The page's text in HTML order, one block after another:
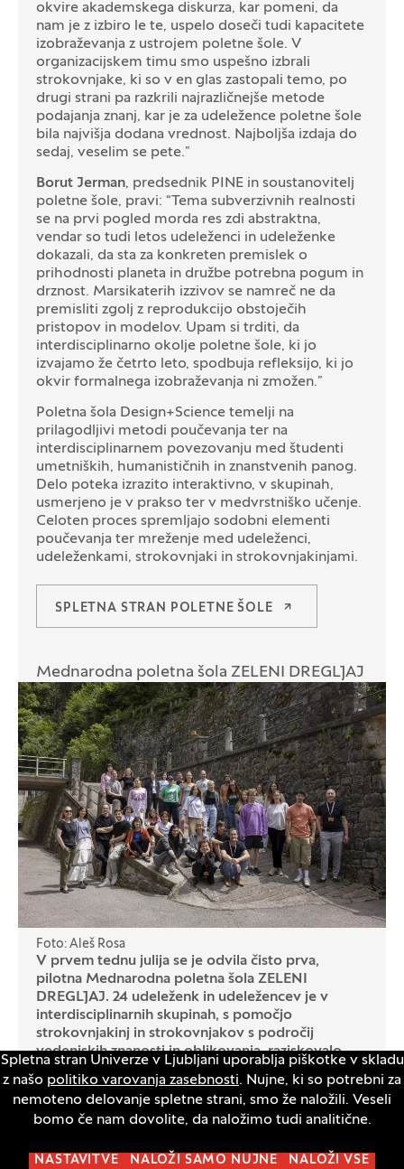
Spletna stran Univerze v Ljubljani uporablja piškotke v skladu
z našo politiko varovanja zasebnosti. Nujne, ki so potrebni za
nemoteno delovanje spletne strani, smo že naložili. Veseli
bomo če nam dovolite, da naložimo tudi analitične.
NASTAVITVE NALOŽI SAMO NUJNE NALOŽI VSE
okvire akademskega diskurza, kar pomeni, da
nam je z izbiro le te, uspelo doseči tudi kapacitete
izobraževanja z ustrojem poletne šole. V
organizacijskem timu smo uspešno izbrali
strokovnjake, ki so v en glas zastopali temo, po
drugi strani pa razkrili najrazličnejše metode
podajanja znanj, kar je za udeležence poletne šole
bila najvišja dodana vrednost. Najboljša izdaja do
sedaj, veselim se pete.”
Borut Jerman, predsednik PINE in soustanovitelj
poletne šole, pravi: “Tema subverzivnih realnosti
se na prvi pogled morda res zdi abstraktna,
vendar so tudi letos udeleženci in udeleženke
dokazali, da sta za konkreten premislek o
prihodnosti planeta in družbe potrebna pogum in
drznost. Marsikaterih izzivov se namreč ne da
premisliti zgolj z reprodukcijo obstoječih
pristopov in modelov. Upam si trditi, da
interdisciplinarno okolje poletne šole, ki jo
izvajamo že četrto leto, spodbuja refleksijo, ki jo
okvir formalnega izobraževanja ni zmožen.”
Poletna šola Design+Science temelji na
prilagodljivi metodi poučevanja ter na
interdisciplinarnem povezovanju med študenti
umetniških, humanističnih in znanstvenih panog.
Delo poteka izrazito interaktivno, v skupinah,
usmerjeno je v prakso ter v medvrstniško učenje.
Celoten proces spremljajo sodobni elementi
poučevanja ter mreženje med udeleženci,
udeleženkami, strokovnjaki in strokovnjakinjami.
SPLETNA STRAN POLETNE ŠOLE
Mednarodna poletna šola ZELENI DREGLJAJ
Foto: Aleš Rosa
V prvem tednu julija se je odvila čisto prva,
pilotna Mednarodna poletna šola ZELENI
DREGLJAJ. 24 udeleženk in udeležencev je v
interdisciplinarnih skupinah, s pomočjo
strokovnjakinj in strokovnjakov s področij
vedenjskih znanosti in oblikovanja, raziskovalo,
oblikovalo in preizkušalo nove pristope za
spodbujanje okolju prijaznih in družbeno
trajnostnih odločitev med uporabniki. Hvala vsem
sodelujočim za teden poln vzpodbudnih